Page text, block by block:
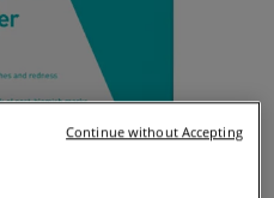
Continue without Accepting